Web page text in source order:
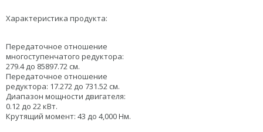
Характеристика продукта:
Передаточное отношение
многоступенчатого редуктора:
279.4 до 85897.72 см.
Передаточное отношение
редуктора: 17.272 до 731.52 см.
Диапазон мощности двигателя:
0.12 до 22 кВт.
Крутящий момент: 43 до 4,000 Нм.